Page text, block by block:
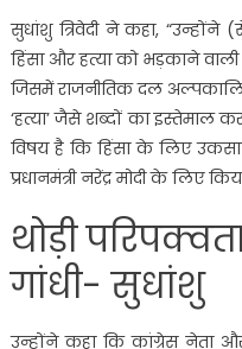
सुधांशु त्रिवेदी ने कहा, “उन्होंने
हिंसा और हत्या को भड़काने वाली
जिसमें राजनीतिक दल
‘हत्या’ जैसे शब्दों का इस्तेमाल
विषय है कि हिंसा के लिए
प्रधानमंत्री नरेंद्र मोदी के लिए
थोड़ी
गांधी- सुधांशु
उन्होंने कहा कि कांग्रेस नेता